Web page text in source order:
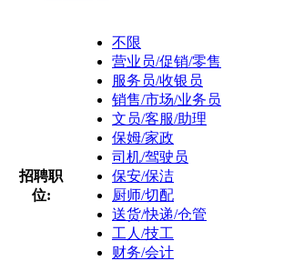
招聘职
位:
不限
营业员/促销/零售
服务员/收银员
销售/市场/业务员
文员/客服/助理
保姆/家政
司机/驾驶员
保安/保洁
厨师/切配
送货/快递/仓管
工人/技工
财务/会计